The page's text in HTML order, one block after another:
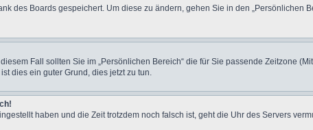
des Boards gespeichert. Um diese zu ändern, gehen Sie in den „Persönlichen
Fall sollten Sie im „Persönlichen Bereich“ die für Sie passende Zeitzone
dies ein guter Grund, dies jetzt zu tun.
haben und die Zeit trotzdem noch falsch ist, geht die Uhr des Servers